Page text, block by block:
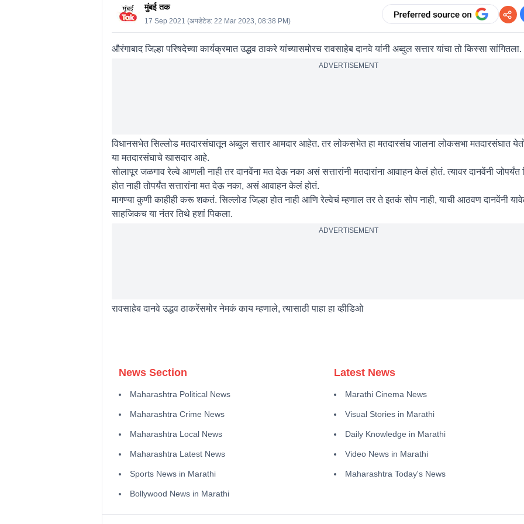
मुंबई तक
17 Sep 2021 (अपडेटेड: 22 Mar 2023, 08:38 PM)
औरंगाबाद जिल्हा परिषदेच्या कार्यक्रमात उद्धव ठाकरे यांच्यासमोरच रावसाहेब दानवे यांनी अब्दुल सत्तार यांचा तो किस्सा सांगितला.
ADVERTISEMENT
विधानसभेत सिल्लोड मतदारसंघातून अब्दुल सत्तार आमदार आहेत. तर लोकसभेत हा मतदारसंघ जालना लोकसभा मतदारसंघात
या मतदारसंघाचे खासदार आहे.
सोलापूर जळगाव रेल्वे आणली नाही तर दानवेंना मत देऊ नका असं सत्तारांनी मतदारांना आवाहन केलं होतं. त्यावर दानवेंनी जोपर्यंत
होत नाही तोपर्यंत सत्तारांना मत देऊ नका, असं आवाहन केलं होतं.
मागण्या कुणी काहीही करू शकतं. सिल्लोड जिल्हा होत नाही आणि रेल्वेचं म्हणाल तर ते इतकं सोप नाही, याची आठवण दानवेंनी
साहजिकच या नंतर तिथे हशां पिकला.
ADVERTISEMENT
रावसाहेब दानवे उद्धव ठाकरेंसमोर नेमकं काय म्हणाले, त्यासाठी पाहा हा व्हीडिओ
News Section
Maharashtra Political News
Maharashtra Crime News
Maharashtra Local News
Maharashtra Latest News
Sports News in Marathi
Bollywood News in Marathi
Latest News
Marathi Cinema News
Visual Stories in Marathi
Daily Knowledge in Marathi
Video News in Marathi
Maharashtra Today's News